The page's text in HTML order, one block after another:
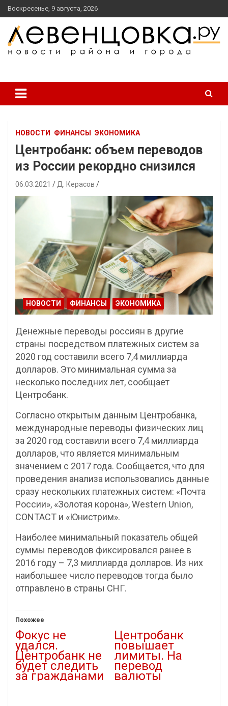
перейти
к
содержанию
Воскресенье, 9 августа, 2026
НОВОСТИ ФИНАНСЫ ЭКОНОМИКА
Центробанк: объем переводов
из России рекордно снизился
06.03.2021 Д. Керасов
НОВОСТИ ФИНАНСЫ ЭКОНОМИКА
Денежные переводы россиян в другие
страны посредством платежных систем за
2020 год составили всего 7,4 миллиарда
долларов. Это минимальная сумма за
несколько последних лет, сообщает
Центробанк.
Согласно открытым данным Центробанка,
международные переводы физических лиц
за 2020 год составили всего 7,4 миллиарда
долларов, что является минимальным
значением с 2017 года. Сообщается, что для
проведения анализа использовались данные
сразу нескольких платежных систем: «Почта
России», «Золотая корона», Western Union,
CONTACT и «Юнистрим».
Наиболее минимальный показатель общей
суммы переводов фиксировался ранее в
2016 году – 7,3 миллиарда долларов. Из них
наибольшее число переводов тогда было
отправлено в страны СНГ.
Похожее
Фокус не
удался.
Центробанк не
будет следить
за гражданами
Центробанк
повышает
лимиты. На
перевод
валюты